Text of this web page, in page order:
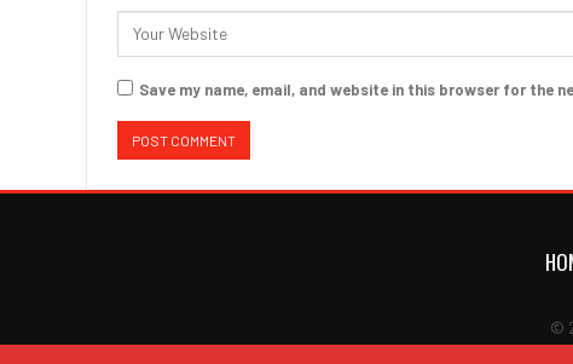
Save my name, email, and website in this browser for the
©